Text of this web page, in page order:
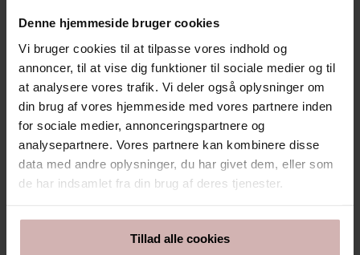
Denne hjemmeside bruger cookies
Vi bruger cookies til at tilpasse vores indhold og
annoncer, til at vise dig funktioner til sociale medier og til
at analysere vores trafik. Vi deler også oplysninger om
din brug af vores hjemmeside med vores partnere inden
for sociale medier, annonceringspartnere og
analysepartnere. Vores partnere kan kombinere disse
data med andre oplysninger, du har givet dem, eller som
de har indsamlet fra din brug af deres tjenester.
Tillad alle cookies
Silkeblomst #5
800,00
kr.
Silkeblomst #4
800,00
800,00kr.
800,00kr.